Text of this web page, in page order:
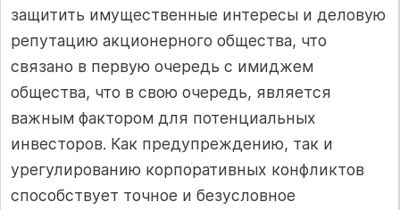
защитить имущественные интересы и деловую
репутацию акционерного общества, что
связано в первую очередь с имиджем
общества, что в свою очередь, является
важным фактором для потенциальных
инвесторов. Как предупреждению, так и
урегулированию корпоративных конфликтов
способствует точное и безусловное